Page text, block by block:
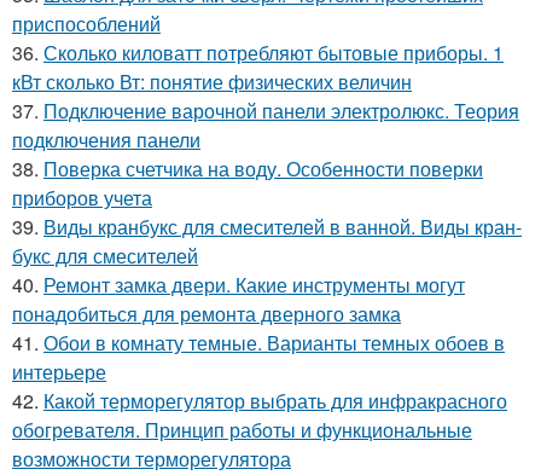
приспособлений
36. Сколько киловатт потребляют бытовые приборы. 1
кВт сколько Вт: понятие физических величин
37. Подключение варочной панели электролюкс. Теория
подключения панели
38. Поверка счетчика на воду. Особенности поверки
приборов учета
39. Виды кранбукс для смесителей в ванной. Виды кран-
букс для смесителей
40. Ремонт замка двери. Какие инструменты могут
понадобиться для ремонта дверного замка
41. Обои в комнату темные. Варианты темных обоев в
интерьере
42. Какой терморегулятор выбрать для инфракрасного
обогревателя. Принцип работы и функциональные
возможности терморегулятора